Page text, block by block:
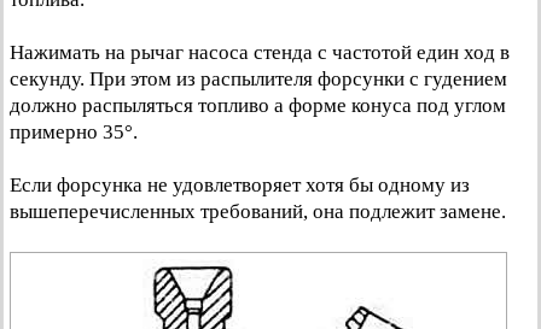
Нажимать на рычаг насоса стенда с частотой един ход в
секунду. При этом из распылителя форсунки с гудением
должно распыляться топливо а форме конуса под углом
примерно 35°.
Если форсунка не удовлетворяет хотя бы одному из
вышеперечисленных требований, она подлежит замене.